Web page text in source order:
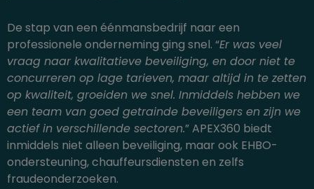
De stap van een éénmansbedrijf naar een
professionele onderneming ging snel. “Er was veel
vraag naar kwalitatieve beveiliging, en door niet te
concurreren op lage tarieven, maar altijd in te zetten
op kwaliteit, groeiden we snel. Inmiddels hebben we
een team van goed getrainde beveiligers en zijn we
actief in verschillende sectoren.” APEX360 biedt
inmiddels niet alleen beveiliging, maar ook EHBO-
ondersteuning, chauffeursdiensten en zelfs
fraudeonderzoeken.